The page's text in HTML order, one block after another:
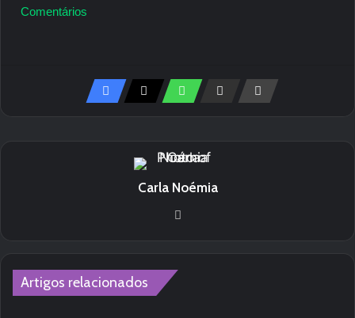
Comentários
Carla Noémia
Artigos relacionados